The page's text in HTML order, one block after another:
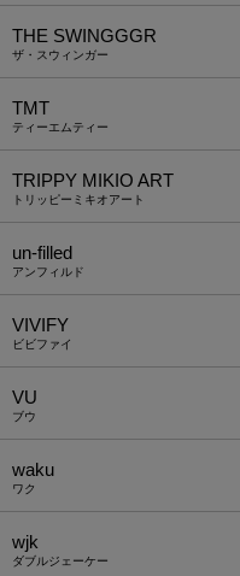
THE SWINGGGR
ザ・スウィンガー
TMT
ティーエムティー
TRIPPY MIKIO ART
トリッピーミキオアート
un-filled
アンフィルド
VIVIFY
ビビファイ
VU
ブウ
waku
ワク
wjk
ダブルジェーケー